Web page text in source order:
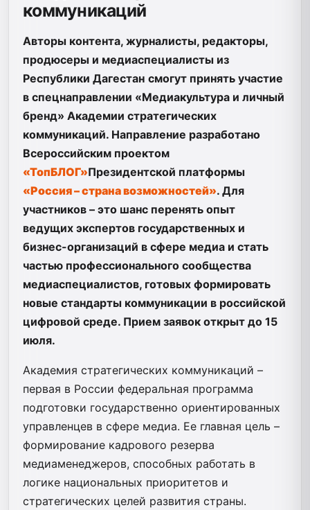
коммуникаций
Авторы контента, журналисты, редакторы,
продюсеры и медиаспециалисты из
Республики Дагестан смогут принять участие
в спецнаправлении «Медиакультура и личный
бренд» Академии стратегических
коммуникаций. Направление разработано
Всероссийским проектом
«ТопБЛОГ»Президентской платформы
«Россия – страна возможностей». Для
участников – это шанс перенять опыт
ведущих экспертов государственных и
бизнес-организаций в сфере медиа и стать
частью профессионального сообщества
медиаспециалистов, готовых формировать
новые стандарты коммуникации в российской
цифровой среде. Прием заявок открыт до 15
июля.
Академия стратегических коммуникаций –
первая в России федеральная программа
подготовки государственно ориентированных
управленцев в сфере медиа. Ее главная цель –
формирование кадрового резерва
медиаменеджеров, способных работать в
логике национальных приоритетов и
стратегических целей развития страны.